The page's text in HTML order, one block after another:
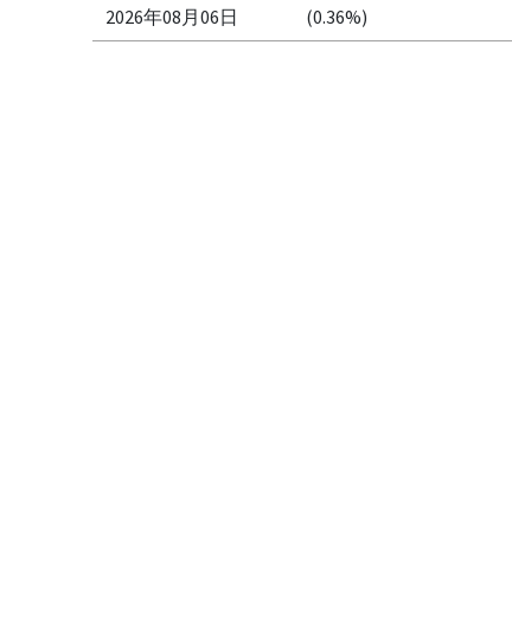
2026年08月06日
(0.36%)